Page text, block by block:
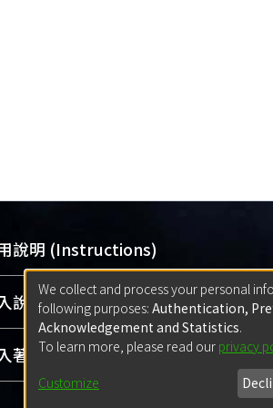
說明 (Instructions)
站簡介(Quickstart Guide)
用手冊(Instruction Manual)
上預約服務(Booking Service)
說明 (Sign-in)
案一：臺灣大學計算機中心帳號登
C&INC Email Account)
(With ORCID)
著作 (Submission)
We collect and process your personal
following purposes: Authentication,
Acknowledgement and Statistics.
To learn more, please read our privacy
Customize